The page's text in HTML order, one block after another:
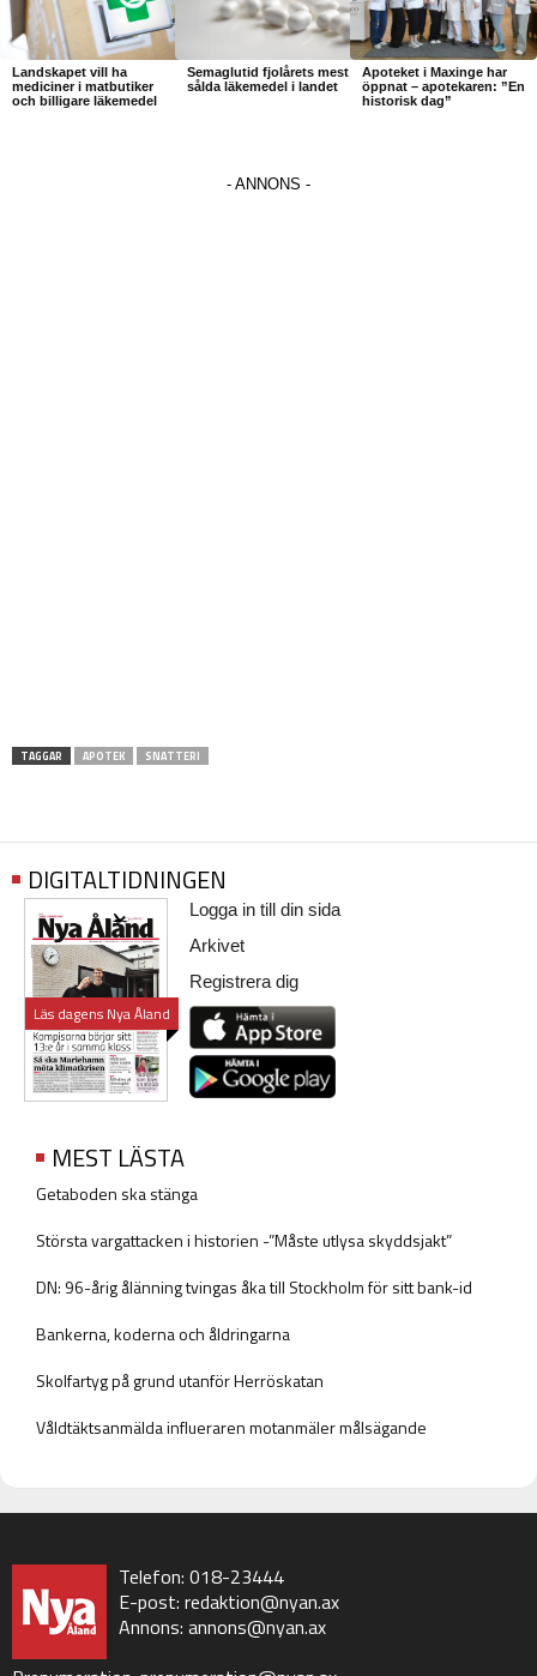
Landskapet vill ha
mediciner i matbutiker
och billigare läkemedel
Semaglutid fjolårets mest
sålda läkemedel i landet
Apoteket i Maxinge har
öppnat – apotekaren: ”En
historisk dag”
TAGGAR APOTEK SNATTERI
DIGITALTIDNINGEN
Läs dagens Nya Åland
Logga in till din sida
Arkivet
Registrera dig
MEST LÄSTA
Getaboden ska stänga
Största vargattacken i historien -”Måste utlysa skyddsjakt”
DN: 96-årig ålänning tvingas åka till Stockholm för sitt bank-id
Bankerna, koderna och åldringarna
Skolfartyg på grund utanför Herröskatan
Våldtäktsanmälda influeraren motanmäler målsägande
Telefon: 018-23444
E-post: redaktion@nyan.ax
Annons: annons@nyan.ax